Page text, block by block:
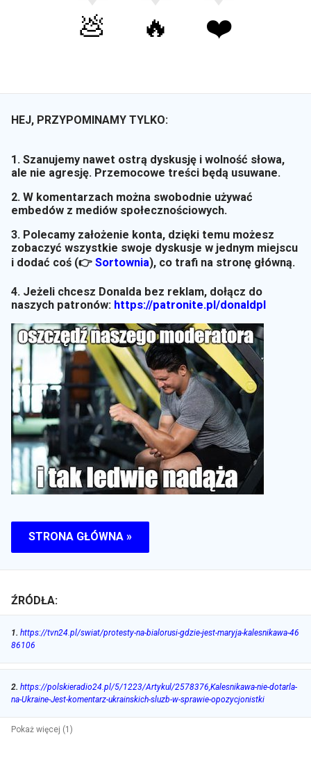
💩 🔥 ❤️
HEJ, PRZYPOMINAMY TYLKO:
1. Szanujemy nawet ostrą dyskusję i wolność słowa,
ale nie agresję. Przemocowe treści będą usuwane.
2. W komentarzach można swobodnie używać
embedów z mediów społecznościowych.
3. Polecamy założenie konta, dzięki temu możesz
zobaczyć wszystkie swoje dyskusje w jednym miejscu
i dodać coś (👉 Sortownia), co trafi na stronę główną.
4. Jeżeli chcesz Donalda bez reklam, dołącz do
naszych patronów: https://patronite.pl/donaldpl
STRONA GŁÓWNA »
ŹRÓDŁA:
1. https://tvn24.pl/swiat/protesty-na-bialorusi-gdzie-jest-maryja-kalesnikawa-46
86106
2. https://polskieradio24.pl/5/1223/Artykul/2578376,Kalesnikawa-nie-dotarla-
na-Ukraine-Jest-komentarz-ukrainskich-sluzb-w-sprawie-opozycjonistki
Pokaż więcej (1)